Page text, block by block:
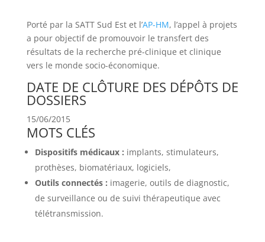
Porté par la SATT Sud Est et l’AP-HM, l’appel à projets
a pour objectif de promouvoir le transfert des
résultats de la recherche pré-clinique et clinique
vers le monde socio-économique.
DATE DE CLÔTURE DES DÉPÔTS DE
DOSSIERS
15/06/2015
MOTS CLÉS
Dispositifs médicaux : implants, stimulateurs,
prothèses, biomatériaux, logiciels,
Outils connectés : imagerie, outils de diagnostic,
de surveillance ou de suivi thérapeutique avec
télétransmission.